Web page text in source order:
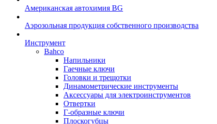
Американская автохимия BG
Аэрозольная продукция собственного производства
Инструмент
Bahco
Напильники
Гаечные ключи
Головки и трещотки
Динамометрические инструменты
Аксессуары для электроинструментов
Отвертки
Г-образные ключи
Плоскогубцы